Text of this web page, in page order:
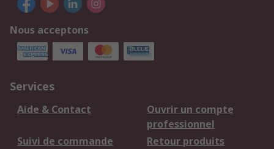
Nous acceptons
Services
Aide & Contact
Ouvrir un compte
professionnel
Suivi de commande
Retour produits